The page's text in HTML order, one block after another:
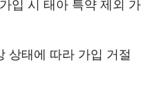
입 시 태아 특약 제외 가
상태에 따라 가입 거절